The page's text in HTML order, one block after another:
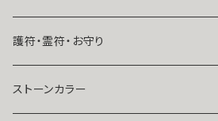
結婚したい
人気運・モテる
リング
イヤリング・ピアス
K１４
Ｋ１８
護符・霊符・お守り
ストーンカラー